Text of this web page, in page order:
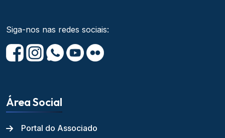
Siga-nos nas redes sociais:
Área Social
Portal do Associado